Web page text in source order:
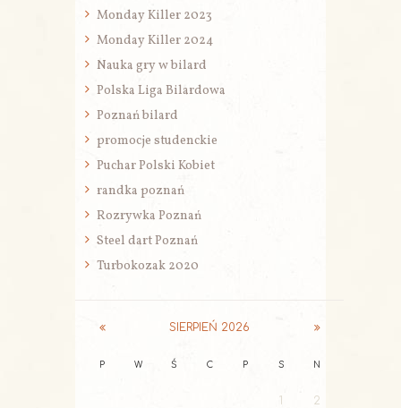
Monday Killer 2023
Monday Killer 2024
Nauka gry w bilard
Polska Liga Bilardowa
Poznań bilard
promocje studenckie
Puchar Polski Kobiet
randka poznań
Rozrywka Poznań
Steel dart Poznań
Turbokozak 2020
SIERPIEŃ 2026
P W Ś C P S N
1 2